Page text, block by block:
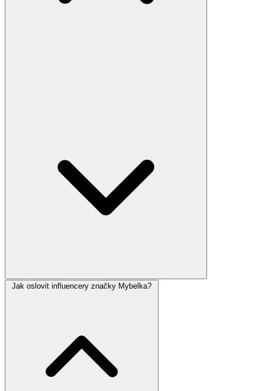
Jak oslovit influencery značky Mybelka?